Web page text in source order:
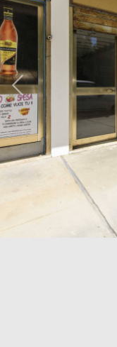
CHI
SIAMO
IMMOBILI
SERVIZI
CONTATTI
Affitto
Scegli
dove
cercare